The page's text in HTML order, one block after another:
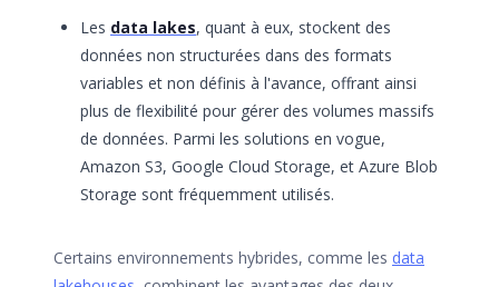
Les data lakes, quant à eux, stockent des
données non structurées dans des formats
variables et non définis à l'avance, offrant ainsi
plus de flexibilité pour gérer des volumes massifs
de données. Parmi les solutions en vogue,
Amazon S3, Google Cloud Storage, et Azure Blob
Storage sont fréquemment utilisés.
Certains environnements hybrides, comme les data